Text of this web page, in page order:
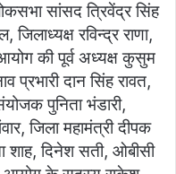
सांसद त्रिवेंद्र सिंह
रविन्द्र राणा,
की पूर्व अध्यक्ष कुसुम
प्रभारी दान सिंह रावत,
पुनिता भंडारी,
जिला महामंत्री दीपक
शाह, दिनेश सती, ओबीसी